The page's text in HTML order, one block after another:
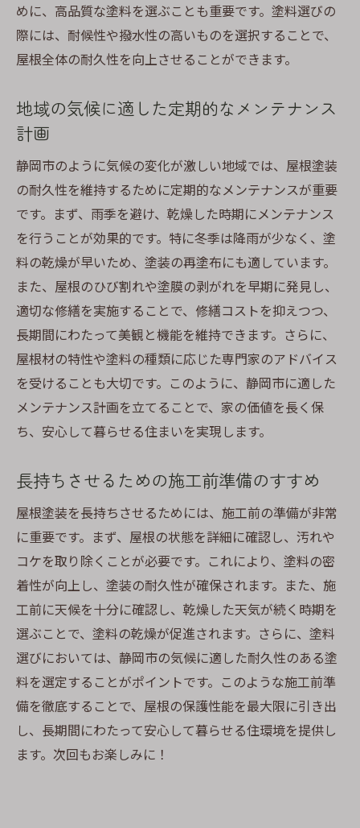
めに、高品質な塗料を選ぶことも重要です。塗料選びの
際には、耐候性や撥水性の高いものを選択することで、
屋根全体の耐久性を向上させることができます。
地域の気候に適した定期的なメンテナンス
計画
静岡市のように気候の変化が激しい地域では、屋根塗装
の耐久性を維持するために定期的なメンテナンスが重要
です。まず、雨季を避け、乾燥した時期にメンテナンス
を行うことが効果的です。特に冬季は降雨が少なく、塗
料の乾燥が早いため、塗装の再塗布にも適しています。
また、屋根のひび割れや塗膜の剥がれを早期に発見し、
適切な修繕を実施することで、修繕コストを抑えつつ、
長期間にわたって美観と機能を維持できます。さらに、
屋根材の特性や塗料の種類に応じた専門家のアドバイス
を受けることも大切です。このように、静岡市に適した
メンテナンス計画を立てることで、家の価値を長く保
ち、安心して暮らせる住まいを実現します。
長持ちさせるための施工前準備のすすめ
屋根塗装を長持ちさせるためには、施工前の準備が非常
に重要です。まず、屋根の状態を詳細に確認し、汚れや
コケを取り除くことが必要です。これにより、塗料の密
着性が向上し、塗装の耐久性が確保されます。また、施
工前に天候を十分に確認し、乾燥した天気が続く時期を
選ぶことで、塗料の乾燥が促進されます。さらに、塗料
選びにおいては、静岡市の気候に適した耐久性のある塗
料を選定することがポイントです。このような施工前準
備を徹底することで、屋根の保護性能を最大限に引き出
し、長期間にわたって安心して暮らせる住環境を提供し
ます。次回もお楽しみに！